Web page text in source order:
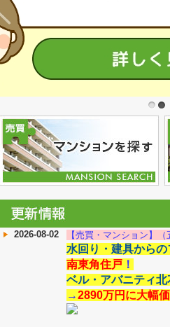
1
2026-08-02 【売買・マンション】（
水回り・建具からの
南東角住戸 ！
ベル・アバニティ北
→2890万円に大幅